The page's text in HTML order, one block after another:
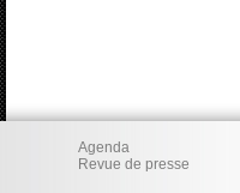
Agenda
Revue de presse